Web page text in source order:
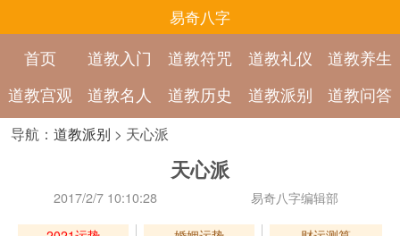
易奇八字
首页 道教入门 道教符咒 道教礼仪
道教养生
道教宫观
道教名人 道教历史 道教派别 道教问答
导航： 道教派别 > 天心派
天心派
2017/2/7 10:10:28 易奇八字编辑部